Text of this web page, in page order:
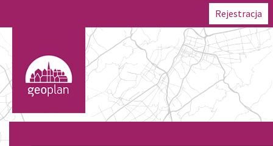
Rejestracja